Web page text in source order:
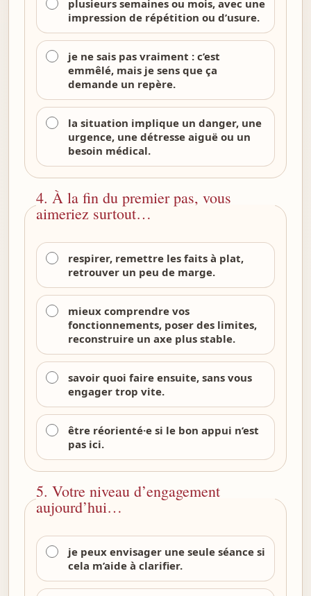
plusieurs semaines ou mois, avec une
impression de répétition ou d’usure.
je ne sais pas vraiment : c’est
emmêlé, mais je sens que ça
demande un repère.
la situation implique un danger, une
urgence, une détresse aiguë ou un
besoin médical.
4. À la fin du premier pas, vous
aimeriez surtout…
respirer, remettre les faits à plat,
retrouver un peu de marge.
mieux comprendre vos
fonctionnements, poser des limites,
reconstruire un axe plus stable.
savoir quoi faire ensuite, sans vous
engager trop vite.
être réorienté·e si le bon appui n’est
pas ici.
5. Votre niveau d’engagement
aujourd’hui…
je peux envisager une seule séance si
cela m’aide à clarifier.